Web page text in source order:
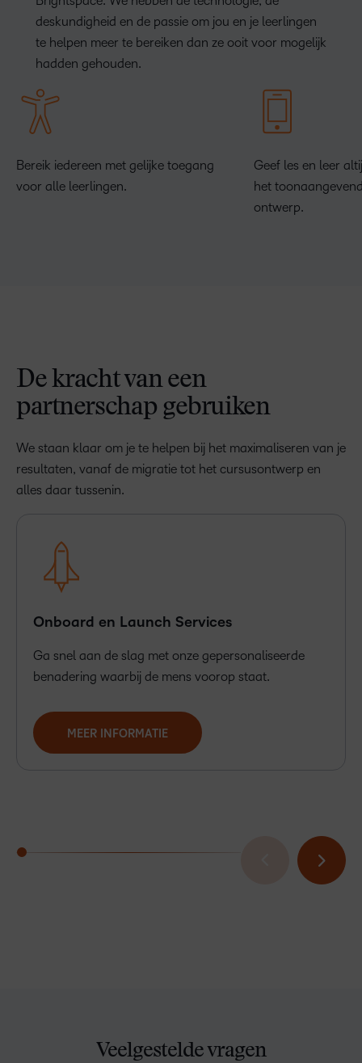
deskundigheid en de passie om jou en je leerlingen
te helpen meer te bereiken dan ze ooit voor mogelijk
hadden gehouden.
Bereik iedereen met gelijke toegang
voor alle leerlingen.
Geef les en leer
het
ontwerp.
De kracht van een
partnerschap gebruiken
We staan klaar om je te helpen bij het maximaliseren van je
resultaten, vanaf de migratie tot het cursusontwerp en
alles daar tussenin.
Onboard en Launch Services
Ga snel aan de slag met onze gepersonaliseerde
benadering waarbij de mens voorop staat.
MEER INFORMATIE
Veelgestelde vragen